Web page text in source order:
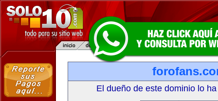
El dueño de este dominio lo